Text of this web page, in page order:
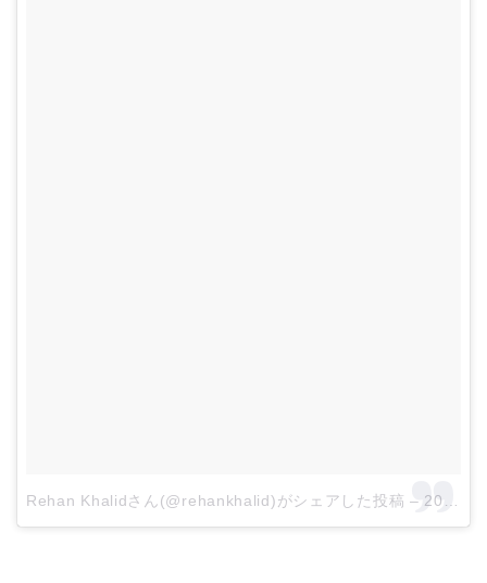
Rehan Khalidさん(@rehankhalid)がシェアした投稿 – 2017 6月 12 7:52午前 PDT